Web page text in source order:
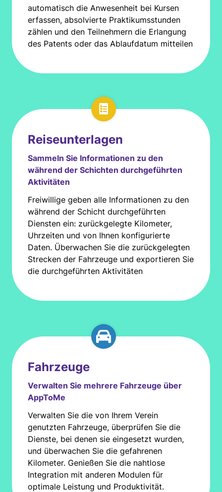
automatisch die Anwesenheit bei Kursen
erfassen, absolvierte Praktikumsstunden
zählen und den Teilnehmern die Erlangung
des Patents oder das Ablaufdatum mitteilen
Reiseunterlagen
Sammeln Sie Informationen zu den
während der Schichten durchgeführten
Aktivitäten
Freiwillige geben alle Informationen zu den
während der Schicht durchgeführten
Diensten ein: zurückgelegte Kilometer,
Uhrzeiten und von Ihnen konfigurierte
Daten. Überwachen Sie die zurückgelegten
Strecken der Fahrzeuge und exportieren Sie
die durchgeführten Aktivitäten
Fahrzeuge
Verwalten Sie mehrere Fahrzeuge über
AppToMe
Verwalten Sie die von Ihrem Verein
genutzten Fahrzeuge, überprüfen Sie die
Dienste, bei denen sie eingesetzt wurden,
und überwachen Sie die gefahrenen
Kilometer. Genießen Sie die nahtlose
Integration mit anderen Modulen für
optimale Leistung und Produktivität.